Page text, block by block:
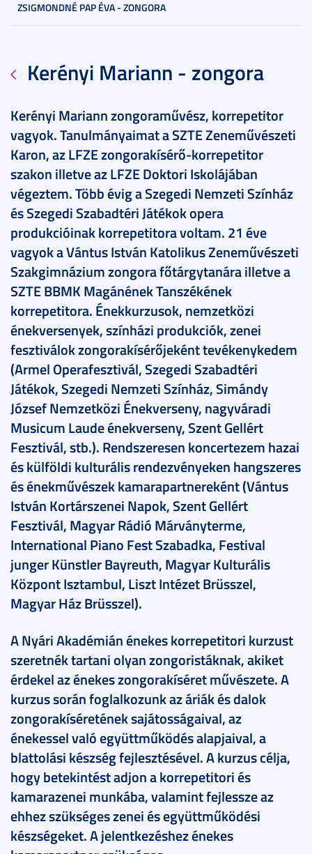
ZSIGMONDNÉ PAP ÉVA - ZONGORA
Kerényi Mariann - zongora
Kerényi Mariann zongoraművész, korrepetitor
vagyok. Tanulmányaimat a SZTE Zeneművészeti
Karon, az LFZE zongorakísérő-korrepetitor
szakon illetve az LFZE Doktori Iskolájában
végeztem. Több évig a Szegedi Nemzeti Színház
és Szegedi Szabadtéri Játékok opera
produkcióinak korrepetitora voltam. 21 éve
vagyok a Vántus István Katolikus Zeneművészeti
Szakgimnázium zongora főtárgytanára illetve a
SZTE BBMK Magánének Tanszékének
korrepetitora. Énekkurzusok, nemzetközi
énekversenyek, színházi produkciók, zenei
fesztiválok zongorakísérőjeként tevékenykedem
(Armel Operafesztivál, Szegedi Szabadtéri
Játékok, Szegedi Nemzeti Színház, Simándy
József Nemzetközi Énekverseny, nagyváradi
Musicum Laude énekverseny, Szent Gellért
Fesztivál, stb.). Rendszeresen koncertezem hazai
és külföldi kulturális rendezvényeken hangszeres
és énekművészek kamarapartnereként (Vántus
István Kortárszenei Napok, Szent Gellért
Fesztivál, Magyar Rádió Márványterme,
International Piano Fest Szabadka, Festival
junger Künstler Bayreuth, Magyar Kulturális
Központ Isztambul, Liszt Intézet Brüsszel,
Magyar Ház Brüsszel).
A Nyári Akadémián énekes korrepetitori kurzust
szeretnék tartani olyan zongoristáknak, akiket
érdekel az énekes zongorakíséret művészete. A
kurzus során foglalkozunk az áriák és dalok
zongorakíséretének sajátosságaival, az
énekessel való együttműködés alapjaival, a
blattolási készség fejlesztésével. A kurzus célja,
hogy betekintést adjon a korrepetitori és
kamarazenei munkába, valamint fejlessze az
ehhez szükséges zenei és együttműködési
készségeket. A jelentkezéshez énekes